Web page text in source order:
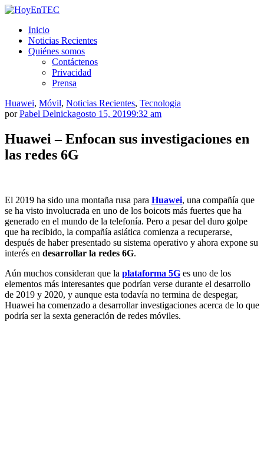
Saltar
contenido.
Inicio
Noticias Recientes
Quiénes somos
Contáctenos
Privacidad
Prensa
Huawei, Móvil, Noticias Recientes, Tecnologia
porPabel Delnickagosto 15, 20199:32 am
Huawei – Enfocan sus investigaciones en
las redes 6G
El 2019 ha sido una montaña rusa para Huawei, una compañía que
se ha visto involucrada en uno de los boicots más fuertes que ha
generado en el mundo de la telefonía. Pero a pesar del duro golpe
que ha recibido, la compañía asiática comienza a recuperarse,
después de haber presentado su sistema operativo y ahora expone su
interés en desarrollar la redes 6G.
Aún muchos consideran que la plataforma 5G es uno de los
elementos más interesantes que podrían verse durante el desarrollo
de 2019 y 2020, y aunque esta todavía no termina de despegar,
Huawei ha comenzado a desarrollar investigaciones acerca de lo que
podría ser la sexta generación de redes móviles.